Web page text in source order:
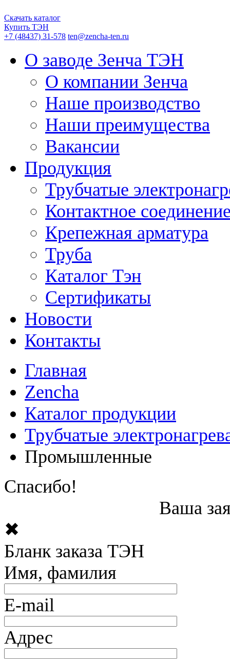
Скачать каталог
Купить ТЭН
+7 (48437) 31-578 ten@zencha-ten.ru
О заводе Зенча ТЭН
О компании Зенча
Наше производство
Наши преимущества
Вакансии
Продукция
Трубчатые
Контактное
Крепежная арматура
Труба
Каталог Тэн
Сертификаты
Новости
Контакты
Главная
Zencha
Каталог продукции
Трубчатые
Промышленные
Спасибо!
Ваша
✖
Бланк заказа ТЭН
Имя, фамилия
E-mail
Адрес